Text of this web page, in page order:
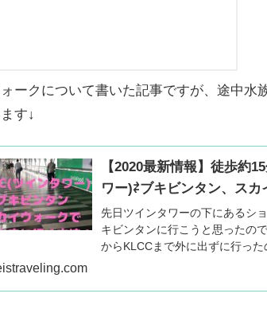
ークについて書いた記事ですが、途中
す↓
【2020最新情報】徒歩約
ワー)⇄ブキビンタン、スカ
先日ツインタワーの下にあるシ
キビンタンに行こうと思ったの
からKLCCまで外に出ずに行っ